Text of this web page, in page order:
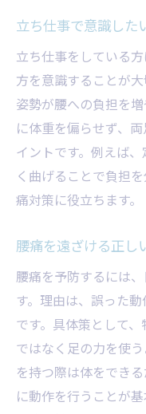
腰痛予防に
腰痛を防ぐ日常
腰痛予防
腰痛対策ス
腰痛に悩ま
腰痛を防
腰痛予防グ
腰痛予防
腰痛リス
長時間座る
腰痛対策と
腰痛を感じ
立ち仕事で意識した
立ち仕事をしている
方を意識することが
姿勢が腰への負担を
に体重を偏らせず、
イントです。例えば
く曲げることで負担
痛対策に役立ちます。
腰痛を遠ざける正し
腰痛を予防するには
す。理由は、誤った
です。具体策として
ではなく足の力を使
を持つ際は体をでき
に動作を行うことが